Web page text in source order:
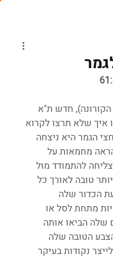
הקורונה), חדש ת"א
איך שלא תרצו לקרוא
הגמר היא ניצחה
מחמאות על
להתמודד מול
טובה לאורך כל
הכדור שלה
מתחת לסל או
שלה הביאו אותה
הצבע הטובה שלה
נקודות בעיקר